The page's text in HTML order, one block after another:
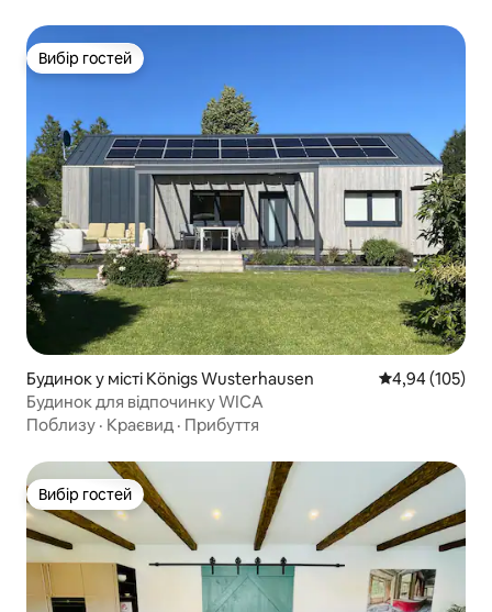
Вибір гостей
Вибір гостей
Будинок у місті Königs Wusterhausen Середня
4,94 (105)
Будинок для відпочинку WICA
Поблизу · Краєвид · Прибуття
Вибір гостей
Вибір гостей